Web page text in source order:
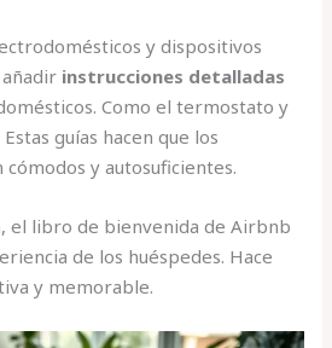
y dispositivos
instrucciones detalladas
Como el termostato y
guías hacen que los
cómodos y autosuficientes.
el libro de bienvenida de Airbnb
de los huéspedes. Hace
y memorable.